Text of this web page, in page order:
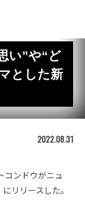
い”や“ど
とした新
2022.08.31
コンドウがニュ
リリースした。